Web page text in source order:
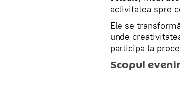
activitatea spre
Ele se
unde
participa la
Scopul